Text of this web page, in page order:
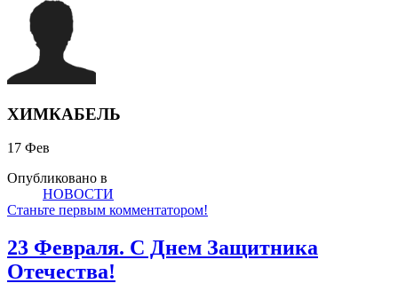
ХИМКАБЕЛЬ
17 Фев
Опубликовано в
НОВОСТИ
Станьте первым комментатором!
23 Февраля. С Днем Защитника
Отечества!